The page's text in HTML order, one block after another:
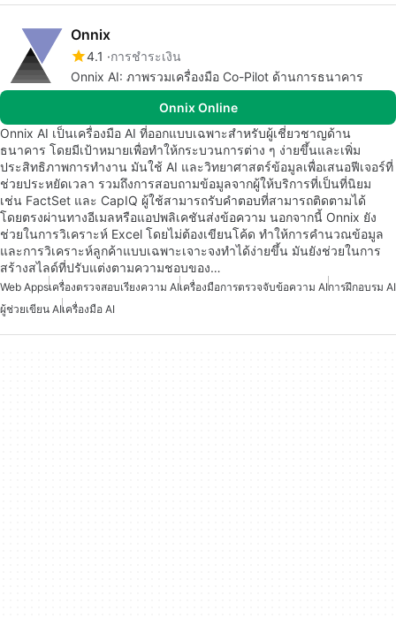
Onnix
4.1
การชำระเงิน
Onnix AI: ภาพรวมเครื่องมือ Co-Pilot ด้านการธนาคาร
Onnix Online
Onnix AI เป็นเครื่องมือ AI ที่ออกแบบเฉพาะสำหรับผู้เชี่ยวชาญด้าน
ธนาคาร โดยมีเป้าหมายเพื่อทำให้กระบวนการต่าง ๆ ง่ายขึ้นและเพิ่ม
ประสิทธิภาพการทำงาน มันใช้ AI และวิทยาศาสตร์ข้อมูลเพื่อเสนอฟีเจอร์ที่
ช่วยประหยัดเวลา รวมถึงการสอบถามข้อมูลจากผู้ให้บริการที่เป็นที่นิยม
เช่น FactSet และ CapIQ ผู้ใช้สามารถรับคำตอบที่สามารถติดตามได้
โดยตรงผ่านทางอีเมลหรือแอปพลิเคชันส่งข้อความ นอกจากนี้ Onnix ยัง
ช่วยในการวิเคราะห์ Excel โดยไม่ต้องเขียนโค้ด ทำให้การคำนวณข้อมูล
และการวิเคราะห์ลูกค้าแบบเฉพาะเจาะจงทำได้ง่ายขึ้น มันยังช่วยในการ
สร้างสไลด์ที่ปรับแต่งตามความชอบของ…
Web Appsเครื่องตรวจสอบเรียงความ AIเครื่องมือการตรวจจับข้อความ AIการฝึกอบรม AI
ผู้ช่วยเขียน AIเครื่องมือ AI